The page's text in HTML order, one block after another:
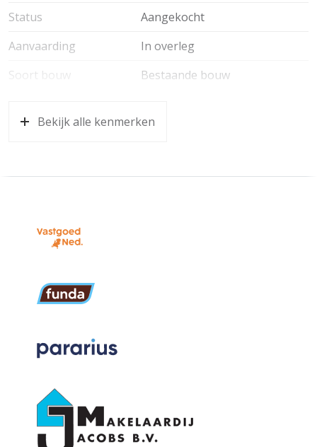
Status
Aangekocht
Aanvaarding
In overleg
Soort bouw
Bestaande bouw
Bekijk alle kenmerken